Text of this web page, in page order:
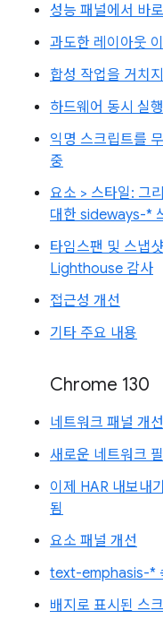
성능 패널에서 바
과도한 레이아웃
합성 작업을 거치
하드웨어 동시 실
익명 스크립트를
중
요소 > 스타일: 그
대한 sideways-*
타임스팬 및 스냅
Lighthouse 감사
접근성 개선
기타 주요 내용
Chrome 130
네트워크 패널 개
새로운 네트워크
이제 HAR 내보내
됨
요소 패널 개선
text-emphasis-*
배지로 표시된 스